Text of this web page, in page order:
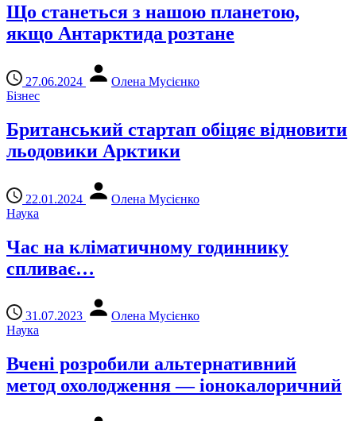
Що станеться з нашою планетою,
якщо Антарктида розтане
27.06.2024
Олена Мусієнко
Бізнес
Британський стартап обіцяє відновити
льодовики Арктики
22.01.2024
Олена Мусієнко
Наука
Час на кліматичному годиннику
спливає…
31.07.2023
Олена Мусієнко
Наука
Вчені розробили альтернативний
метод охолодження — іонокалоричний